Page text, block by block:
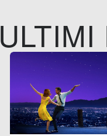
ULTIMI